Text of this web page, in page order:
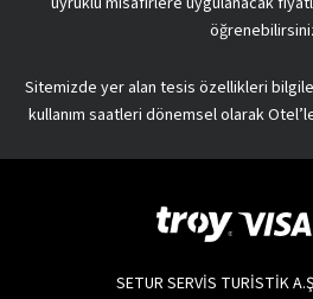
Sitemizde yer alan tesis özellikleri
kullanım saatleri dönemsel olarak
SETUR SERVİS TURİSTİK A.Ş